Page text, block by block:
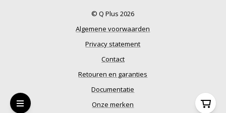
© Q Plus 2026
Algemene voorwaarden
Privacy statement
Contact
Retouren en garanties
Documentatie
Onze merken